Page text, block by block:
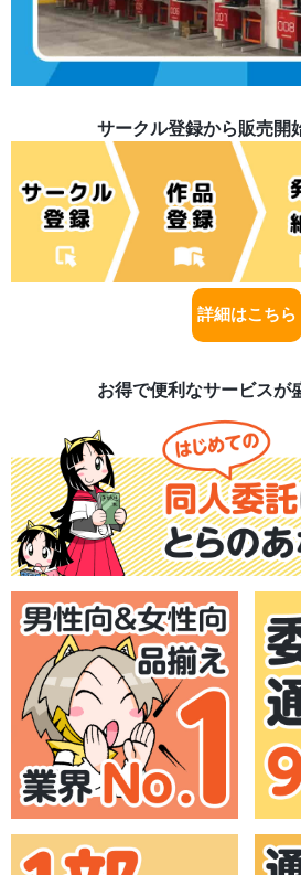
サークル登録から販売開
詳細はこちら
お得で便利なサービスが